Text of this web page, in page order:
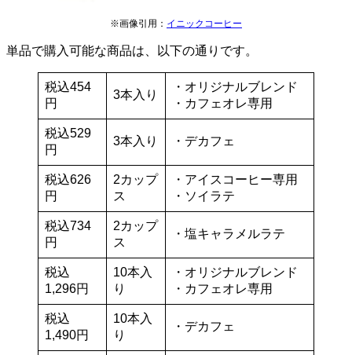
※画像引用： イニックコーヒー
単品で購入可能な商品は、以下の通りです。
税込454
円
3本入り
・オリジナルブレンド
・カフェオレ専用
税込529
円
3本入り ・デカフェ
税込626
円
2カップ
ス
・アイスコーヒー専用
・ソイラテ
税込734
円
2カップ
ス
・塩キャラメルラテ
税込
1,296円
10本入
り
・オリジナルブレンド
・カフェオレ専用
税込
1,490円
10本入
り
・デカフェ